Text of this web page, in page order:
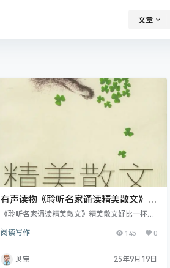
文章
有声读物《聆听名家诵读精美散文》共
67集 wma音频
《聆听名家诵读精美散文》精美散文好比一杯清
品尝时，你会发现越品越香。精美的散文有时不
读精美散文》散文以其独特的艺术魅力闪耀着五
光十色，这些光与色是任何人也遮挡不住的。尤
阅读写作 145 0
贝宝 25年9月19日